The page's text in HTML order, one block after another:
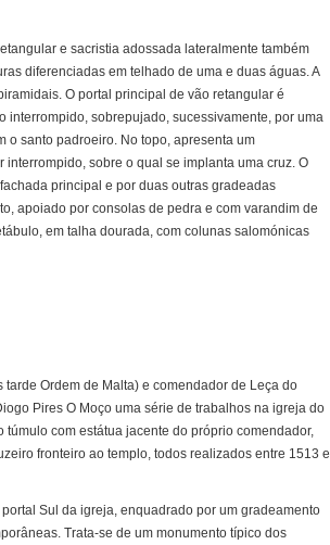
e sacristia adossada lateralmente também
diferenciadas em telhado de uma e duas águas. A
O portal principal de vão retangular é
interrompido, sobrepujado, sucessivamente, por uma
o santo padroeiro. No topo, apresenta um
sobre o qual se implanta uma cruz. O
principal e por duas outras gradeadas
apoiado por consolas de pedra e com varandim de
em talha dourada, com colunas salomónicas
Ordem de Malta) e comendador de Leça do
Pires O Moço uma série de trabalhos na igreja do
com estátua jacente do próprio comendador,
fronteiro ao templo, todos realizados entre 1513 e
Sul da igreja, enquadrado por um gradeamento
Trata-se de um monumento típico dos